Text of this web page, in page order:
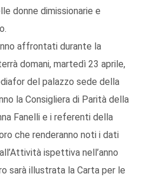
donne dimissionarie e
affrontati durante la
domani, martedì 23 aprile,
del palazzo sede della
la Consigliera di Parità della
Fanelli e i referenti della
che renderanno noti i dati
ispettiva nell’anno
sarà illustrata la Carta per le